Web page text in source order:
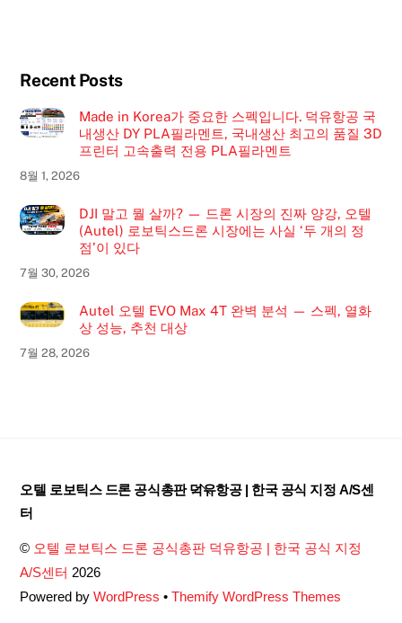
Recent Posts
Made in Korea가 중요한 스펙입니다. 덕유항공 국
내생산 DY PLA필라멘트, 국내생산 최고의 품질 3D
프린터 고속출력 전용 PLA필라멘트
8월 1, 2026
DJI 말고 뭘 살까? — 드론 시장의 진짜 양강, 오텔
(Autel) 로보틱스드론 시장에는 사실 ‘두 개의 정
점’이 있다
7월 30, 2026
Autel 오텔 EVO Max 4T 완벽 분석 — 스펙, 열화
상 성능, 추천 대상
7월 28, 2026
Back
오텔 로보틱스 드론 공식총판 덕유항공 | 한국 공식 지정 A/S센
터
© 오텔 로보틱스 드론 공식총판 덕유항공 | 한국 공식 지정
A/S센터 2026
Powered byWordPress •Themify WordPress Themes